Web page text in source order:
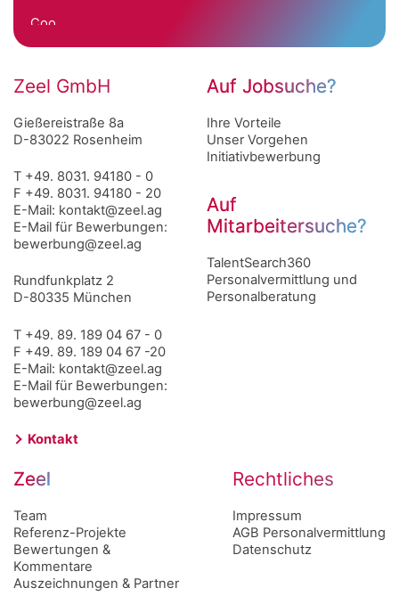
Cookie
Zeel GmbH
Gießereistraße 8a
D-83022 Rosenheim
T +49. 8031. 94180 - 0
F +49. 8031. 94180 - 20
E-Mail: kontakt@zeel.ag
E-Mail für Bewerbungen:
bewerbung@zeel.ag
Rundfunkplatz 2
D-80335 München
T +49. 89. 189 04 67 - 0
F +49. 89. 189 04 67 -20
E-Mail: kontakt@zeel.ag
E-Mail für Bewerbungen:
bewerbung@zeel.ag
Kontakt
Auf Jobsuche?
Navigation
überspringen
Ihre Vorteile
Unser Vorgehen
Initiativbewerbung
Auf
Mitarbeitersuche?
überspringen
TalentSearch360
Personalvermittlung und
Personalberatung
Zeel
überspringen
Team
Referenz-Projekte
Bewertungen &
Kommentare
Auszeichnungen & Partner
Rechtliches
überspringen
Impressum
AGB Personalvermittlung
Datenschutz